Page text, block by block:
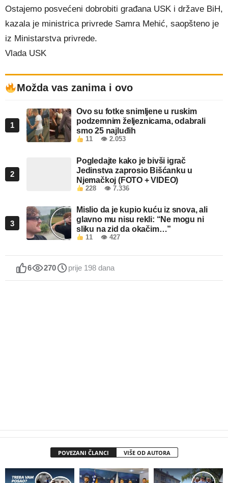
Ostajemo posvećeni dobrobiti građana USK i države BiH,
kazala je ministrica privrede Samra Mehić, saopšteno je
iz Ministarstva privrede.
Vlada USK
Možda vas zanima i ovo
1
Ovo su fotke snimljene u ruskim
podzemnim željeznicama, odabrali
smo 25 najluđih
11 👁 2.053
2
Pogledajte kako je bivši igrač
Jedinstva zaprosio Bišćanku u
Njemačkoj (FOTO + VIDEO)
228 👁 7.336
3
Mislio da je kupio kuću iz snova, ali
glavno mu nisu rekli: “Ne mogu ni
sliku na zid da okačim…”
11 👁 427
6 270 prije 198 dana
POVEZANI ČLANCI VIŠE OD AUTORA